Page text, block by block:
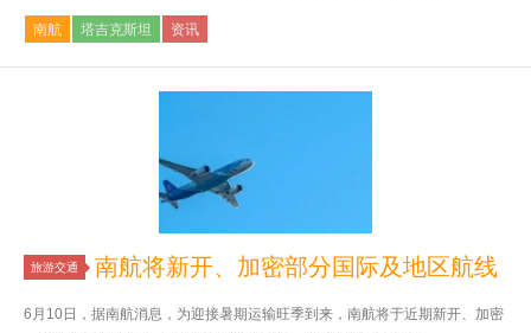
南航 塔吉克斯坦 资讯
旅游交通 南航将新开、加密部分国际及地区航线
6月10日，据南航消息，为迎接暑期运输旺季到来，南航将于近期新开、加密